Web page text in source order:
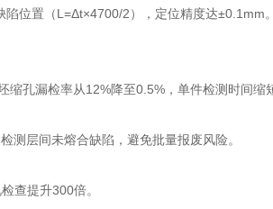
位置（L=Δt×4700/2），定位精度达±0.1mm。
孔漏检率从12%降至0.5%，单件检测时间缩
层间未熔合缺陷，避免批量报废风险。
查提升300倍。